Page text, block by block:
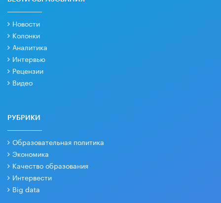
Новости
Колонки
Аналитика
Интервью
Рецензии
Видео
РУБРИКИ
Образовательная политика
Экономика
Качество образования
Интервести
Big data